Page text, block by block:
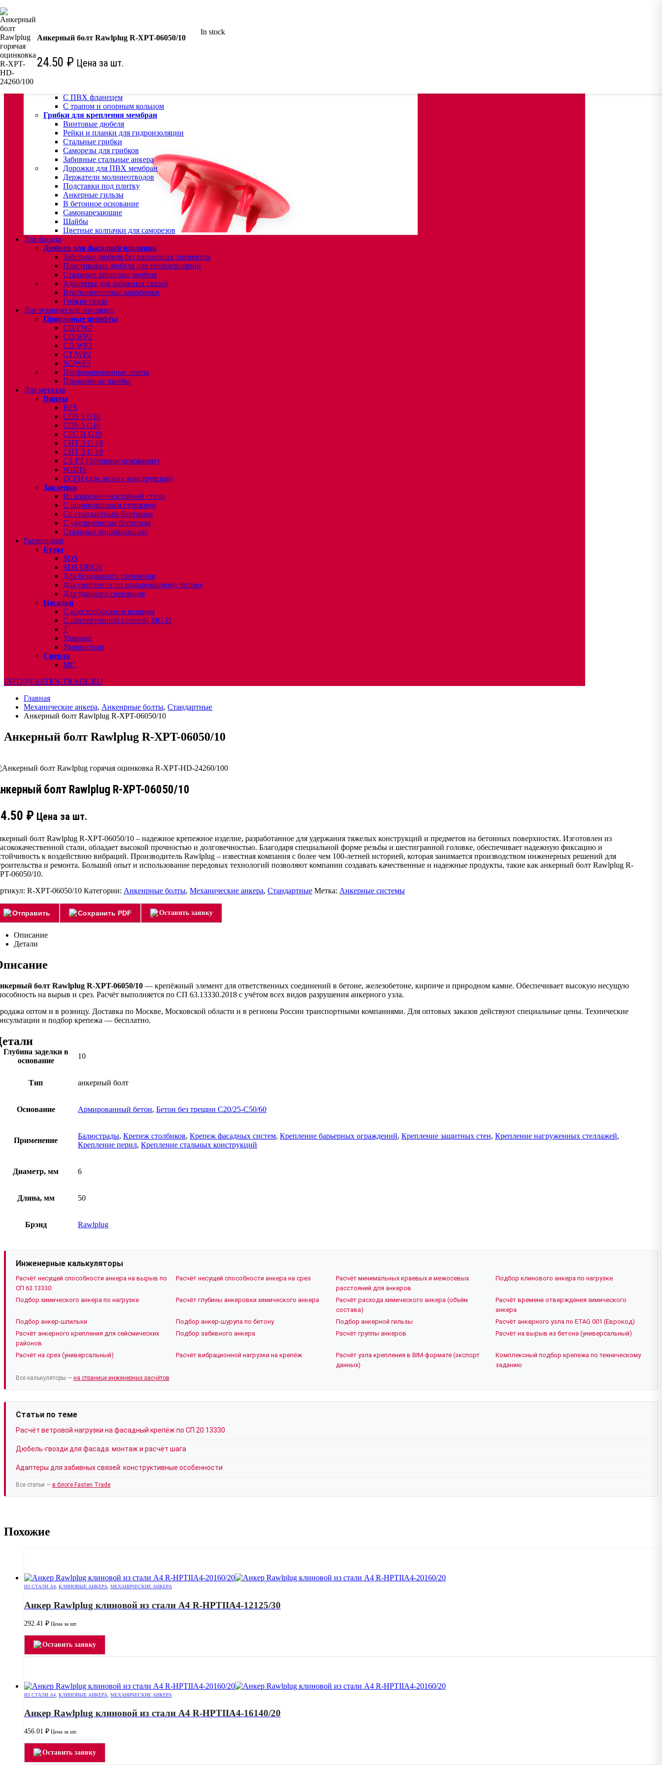
КРЕПЕЖ:
Водосточные воронки
Комплектующие для кровельных воронок
Кровельные воронки с листвоуловителем
Воронки с листвоуловителем и обжимным фланцем
С ПВХ фланецем
С трапом и опорным кольцом
Грибки для крепления мембран
Винтовые дюбеля
Рейки и планки для гидроизоляции
Стальные грибки
Саморезы для грибков
Забивные стальные анкера
Дорожки для ПВХ мембран
Держатели молниеотводов
Подставки под плитку
Анкерные гильзы
В бетонное основание
Самонарезающие
Шайбы
Цветные колпачки для саморезов
Для фасада
Дюбеля для фасадной изоляции
Забивные дюбеля без распорных элементов
Пластиковые дюбеля для теплоизоляции
Стальные забивные дюбеля
Адаптеры для забивных связей
Вентиляционные коробочки
Гибкие связи
Для технической изоляции
Приварные штифты
CD/PWP
CD/WP2
CD/WP3
CT/WP2
SC/WP3
Перфорированные ленты
Прижимные шайбы
Для металла
Винты
BFS
CDS 3 G16
CDS 5 G16
CFC H G19
CHT 3 G 19
CHT 5 G 19
CS FT (бетонное основание)
WDHS
ZCFH (для легких конструкций)
Заклепки
Из коррозионностойкой стали
С оцинкованным стержнем
Со стандартным бортиком
С увеличенным бортиком
Стальные оцинкованные
Расходники
Буры
SDS
SDS DBCN
Для безударного сверления
Для сверления по армированному бетону
Для ударного сверления
Насадки
С крестообразным шлицем
С шестигранной головой MG H
T
Ударные
Удлинители
Сверла
МС
INFO@FASTEN-TRADE.RU
Главная
Механические анкера, Анкенрные болты, Стандартные
Анкерный болт Rawlplug R-XPT-06050/10
Анкерный болт Rawlplug R-XPT-06050/10
болт Rawlplug R-XPT-06050/10
Анкерный болт Rawlplug R-XPT-06050/10
24.50 ₽ Цена за шт.
In stock
₽ Цена за шт.
болт Rawlplug R-XPT-06050/10 – надежное крепежное изделие, разработанное для удержания тяжелых конструкций и предметов на бетонных поверхностях. Изготовлен из
стали, обладает высокой прочностью и долговечностью. Благодаря специальной форме резьбы и шестигранной головке, обеспечивает надежную фиксацию и
к воздействию вибраций. Производитель Rawlplug – известная компания с более чем 100-летней историей, которая занимается производством инженерных решений для
и ремонта. Большой опыт и использование передовых технологий позволяют компании создавать качественные и надежные продукты, такие как анкерный болт Rawlplug R-
06050/10.
R-XPT-06050/10 Категории: Анкенрные болты, Механические анкера, Стандартные Метка: Анкерные системы
Отправить Сохранить PDF Оставить заявку
Описание
Детали
болт Rawlplug R-XPT-06050/10 — крепёжный элемент для ответственных соединений в бетоне, железобетоне, кирпиче и природном камне. Обеспечивает высокую несущую
на вырыв и срез. Расчёт выполняется по СП 63.13330.2018 с учётом всех видов разрушения анкерного узла.
оптом и в розницу. Доставка по Москве, Московской области и в регионы России транспортными компаниями. Для оптовых заказов действуют специальные цены. Технические
и подбор крепежа — бесплатно.
Глубина заделки в
основание
10
Тип анкерный болт
Основание Армированный бетон, Бетон без трещин C20/25-C50/60
Применение
Балюстрады, Крепеж столбиков, Крепеж фасадных систем, Крепление барьерных ограждений, Крепление защитных стен, Крепление нагруженных стеллажей,
Крепление перил, Крепление стальных конструкций
Диаметр, мм 6
Длина, мм 50
Брэнд Rawlplug
Инженерные калькуляторы
Расчёт несущей способности анкера на вырыв по
СП 63.13330
Расчёт несущей способности анкера на срез
Расчёт минимальных краевых и межосевых
расстояний для анкеров
Подбор клинового анкера по нагрузке
Подбор химического анкера по нагрузке Расчёт глубины анкеровки химического анкера
Расчёт расхода химического анкера (объём
состава)
Расчёт времени отверждения химического
анкера
Подбор анкер-шпильки
Подбор анкер-шурупа по бетону Подбор анкерной гильзы
Расчёт анкерного узла по ETAG 001 (Еврокод)
Расчёт анкерного крепления для сейсмических
районов
Подбор забивного анкера Расчёт группы анкеров Расчёт на вырыв из бетона (универсальный)
Расчёт на срез (универсальный) Расчёт вибрационной нагрузки на крепёж
Расчёт узла крепления в BIM-формате (экспорт
данных)
Комплексный подбор крепежа по техническому
заданию
Все калькуляторы — на странице инженерных расчётов
Статьи по теме
Расчёт ветровой нагрузки на фасадный крепёж по СП 20.13330
Дюбель-гвозди для фасада: монтаж и расчёт шага
Адаптеры для забивных связей: конструктивные особенности
Все статьи — в блоге Fasten Trade
Похожие
ИЗ СТАЛИ А4, КЛИНОВЫЕ АНКЕРА, МЕХАНИЧЕСКИЕ АНКЕРА
Анкер Rawlplug клиновой из стали А4 R-HPTIIA4-12125/30
292.41 ₽ Цена за шт.
Оставить заявку
ИЗ СТАЛИ А4 КЛИНОВЫЕ АНКЕРА МЕХАНИЧЕСКИЕ АНКЕРА
Анкер Rawlplug клиновой из стали А4 R-HPTIIA4-16140/20
456.01 ₽ Цена за шт.
Оставить заявку